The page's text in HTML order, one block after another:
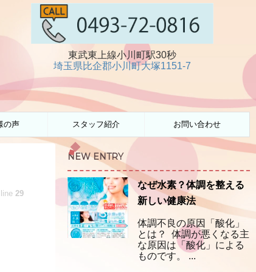
東武東上線小川町駅30秒
埼玉県比企郡小川町大塚1151-7
の声 スタッフ紹介 お問い合わせ
29
NEW ENTRY
なぜ水素？体調を整える
新しい健康法
体調不良の原因「酸化」
とは？ 体調が悪くなる主
な原因は「酸化」による
ものです。 ...